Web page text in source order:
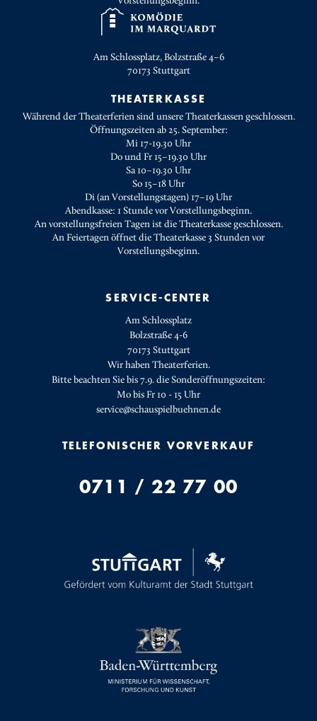
Am Schlossplatz, Bolzstraße 4–6
70173 Stuttgart
THEATERKASSE
Während der Theaterferien sind unsere Theaterkassen geschlossen.
Öffnungszeiten ab 25. September:
Mi 17-19.30 Uhr
Do und Fr 15–19.30 Uhr
Sa 10–19.30 Uhr
So 15–18 Uhr
Di (an Vorstellungstagen) 17–19 Uhr
Abendkasse: 1 Stunde vor Vorstellungsbeginn.
An vorstellungsfreien Tagen ist die Theaterkasse geschlossen.
An Feiertagen öffnet die Theaterkasse 3 Stunden vor
Vorstellungsbeginn.
SERVICE-CENTER
Am Schlossplatz
Bolzstraße 4-6
70173 Stuttgart
Wir haben Theaterferien.
Bitte beachten Sie bis 7.9. die Sonderöffnungszeiten:
Mo bis Fr 10 - 15 Uhr
service@schauspielbuehnen.de
TELEFONISCHER VORVERKAUF
0711 / 22 77 00